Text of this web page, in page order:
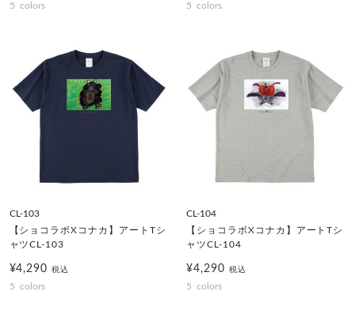
5 colors 5 colors
CL-103
【ショコラボXコナカ】アートTシ
ャツCL-103
¥4,290税込
5 colors
CL-104
【ショコラボXコナカ】アートTシ
ャツCL-104
¥4,290 税込
5 colors